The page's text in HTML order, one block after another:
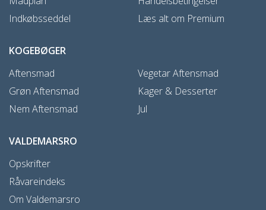
Indkøbsseddel
Læs alt om Premium
KOGEBØGER
Aftensmad
Grøn Aftensmad
Nem Aftensmad
Vegetar Aftensmad
Kager & Desserter
Jul
VALDEMARSRO
Opskrifter
Råvareindeks
Om Valdemarsro